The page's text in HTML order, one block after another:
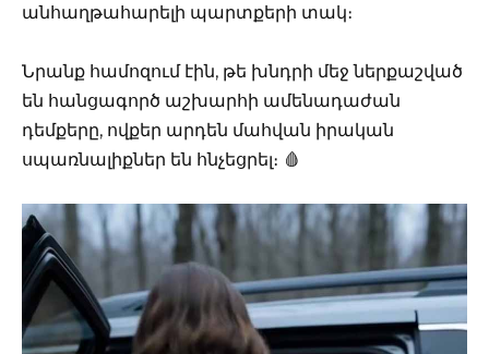
անհաղթահարելի պարտքերի տակ։
Նրանք համոզում էին, թե խնդրի մեջ ներքաշված
են հանցագործ աշխարհի ամենադաժան
դեմքերը, ովքեր արդեն մահվան իրական
սպառնալիքներ են հնչեցրել։ 🩸